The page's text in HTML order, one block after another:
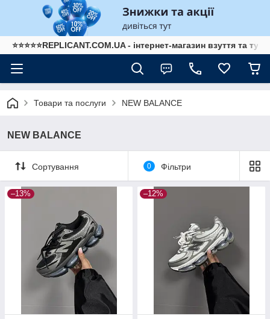
⭐⭐⭐⭐⭐REPLICANT.COM.UA - інтернет-магазин взуття та
Товари та послуги NEW BALANCE
NEW BALANCE
Сортування 0 Фільтри
–13% –12%